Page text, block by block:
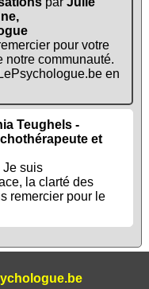
pour votre
notre communauté.
en
Teughels -
et
Je suis
la clarté des
remercier pour le